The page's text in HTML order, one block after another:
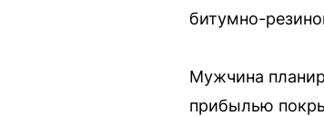
битумно-
Мужчина
прибылью